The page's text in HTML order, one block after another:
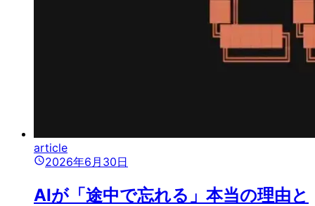
article
2026年6月30日
AIが「途中で忘れる」本当の理由と